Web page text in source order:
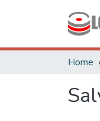
Home